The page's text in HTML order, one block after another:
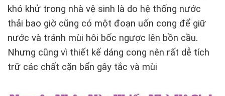
khó khử trong nhà vệ sinh là do hệ thống nước
thải bao giờ cũng có một đoạn uốn cong để giữ
nước và tránh mùi hôi bốc ngược lên bồn cầu.
Nhưng cũng vì thiết kế dáng cong nên rất dễ tích
trữ các chất cặn bẩn gây tắc và mùi